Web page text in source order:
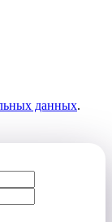
данных.